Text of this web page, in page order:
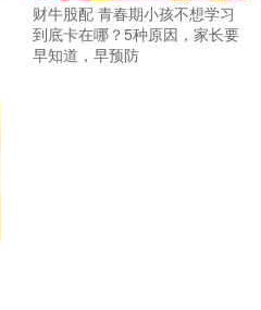
财牛股配 青春期小孩不想学习
到底卡在哪？5种原因，家长要
早知道，早预防